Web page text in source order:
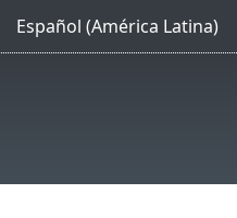
Español (América Latina)